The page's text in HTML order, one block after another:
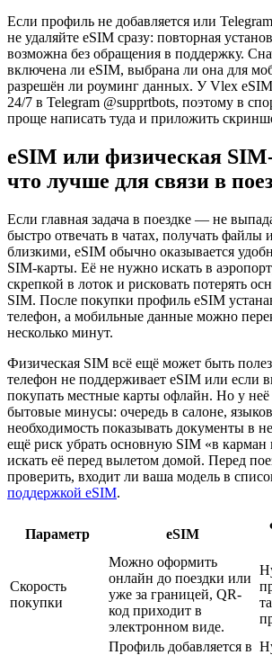
Если профиль не добавляется или
не удаляйте eSIM сразу: повторная
возможна без обращения в поддержку.
включена ли eSIM, выбрана ли она для
разрешён ли роуминг данных. У Vlex
24/7 в Telegram @supprtbots, поэтому в
проще написать туда и приложить
eSIM или физическая
что лучше для связи в
Если главная задача в поездке — не
быстро отвечать в чатах, получать файлы
близкими, eSIM обычно оказывается
SIM-карты. Её не нужно искать в
скрепкой в лоток и рисковать потерять
SIM. После покупки профиль eSIM
телефон, а мобильные данные можно
несколько минут.
Физическая SIM всё ещё может быть
телефон не поддерживает eSIM или если
покупать местные карты офлайн. Но у неё
бытовые минусы: очередь в салоне,
необходимость показывать документы в
ещё риск убрать основную SIM «в карман
искать её перед вылетом домой. Перед
проверить, входит ли ваша модель в
поддержкой eSIM.
Параметр eSIM
Скорость
покупки
Можно оформить
онлайн до поездки или
уже за границей, QR-
код приходит в
электронном виде.
Профиль добавляется в